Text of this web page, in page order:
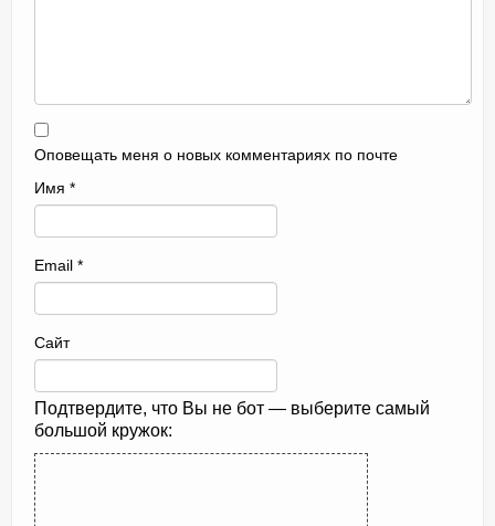
Оповещать меня о новых комментариях по почте
Имя *
Email *
Сайт
Подтвердите, что Вы не бот — выберите самый
большой кружок: